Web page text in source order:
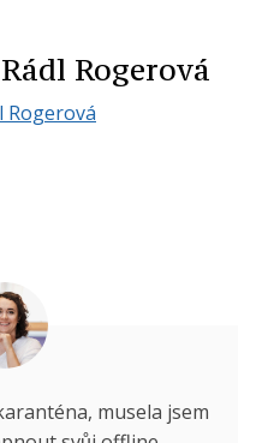
Rogerová
Rogerová
musela jsem